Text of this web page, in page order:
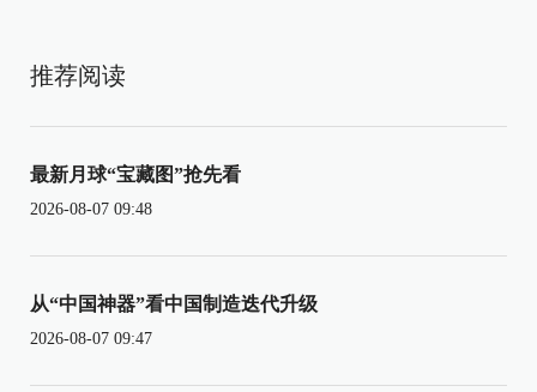
推荐阅读
最新月球“宝藏图”抢先看
2026-08-07 09:48
从“中国神器”看中国制造迭代升级
2026-08-07 09:47